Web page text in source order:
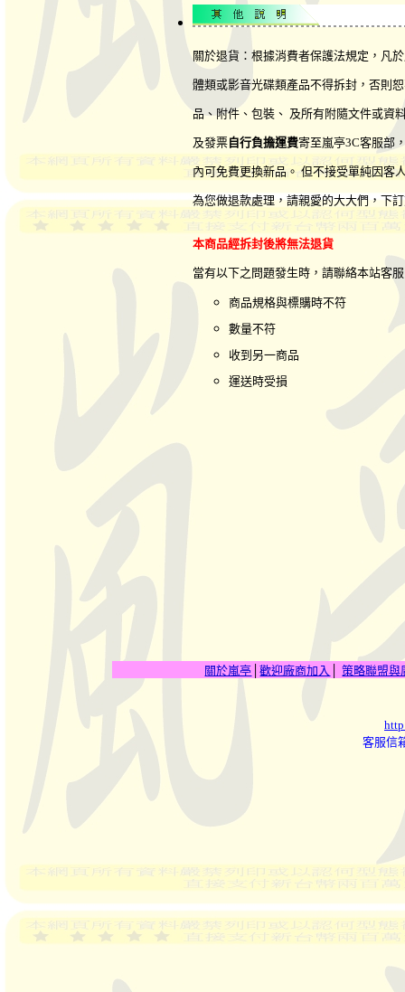
關於退貨：根據消費者保護法規定，凡
體類或影音光碟類產品不得拆封，否則
品、附件、包裝、 及所有附隨文件或資
及發票自行負擔運費寄至嵐亭3C客服部
內可免費更換新品。 但不接受單純因客
為您做退款處理，請親愛的大大們，下
本商品經拆封後將無法退貨
當有以下之問題發生時，請聯絡本站客
商品規格與標購時不符
數量不符
收到另一商品
運送時受損
關於嵐亭 │歡迎廠商加入 策略聯盟與
客服信